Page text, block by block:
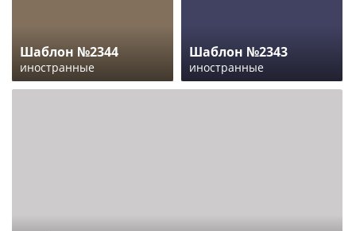
Шаблон №2344
иностранные
Шаблон №2343
иностранные